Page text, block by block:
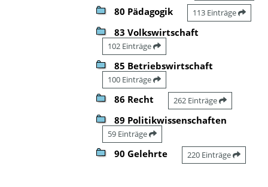
80 Pädagogik 113 Einträge
83 Volkswirtschaft
102 Einträge
85 Betriebswirtschaft
100 Einträge
86 Recht 262 Einträge
89 Politikwissenschaften
59 Einträge
90 Gelehrte 220 Einträge